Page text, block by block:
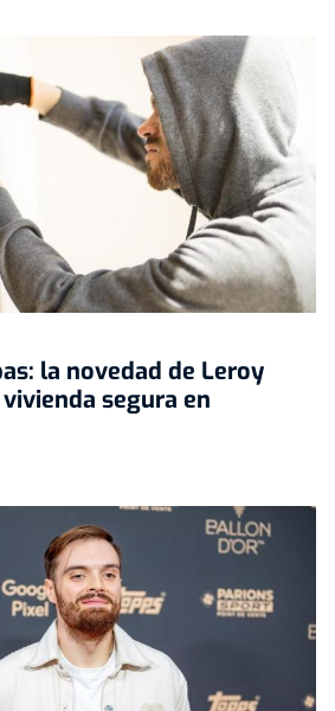
la novedad de Leroy
segura en